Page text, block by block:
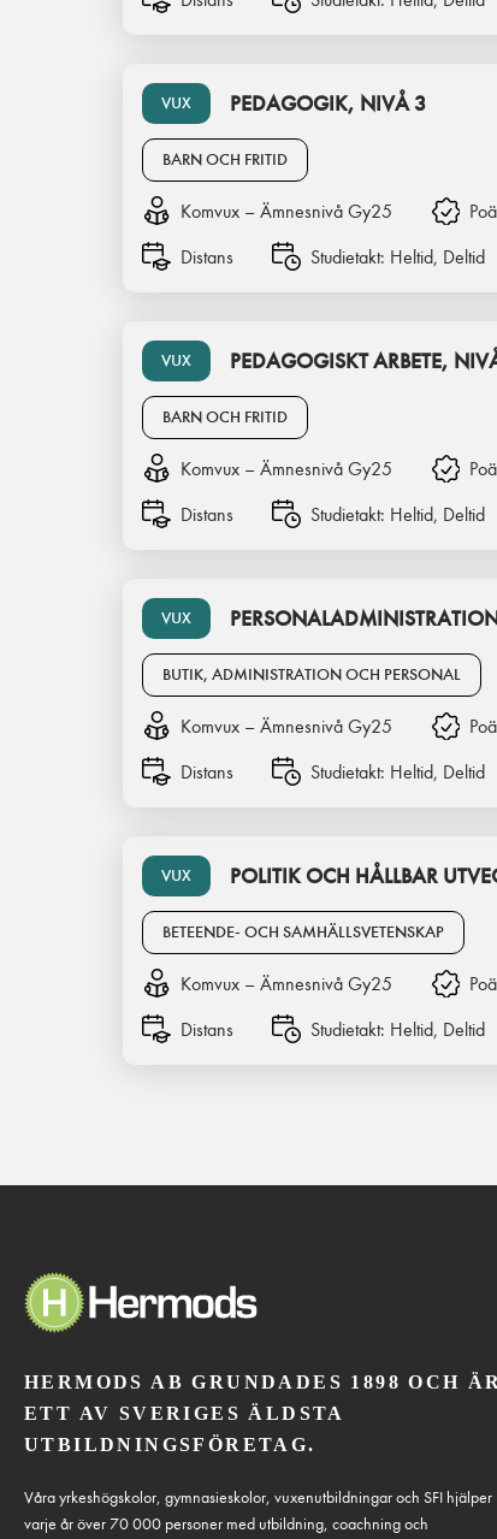
VUX PEDAGOGIK, NIVÅ 3
BARN OCH FRITID
Komvux – Ämnesnivå Gy25
Distans
Studietakt: Heltid, Deltid
VUX PEDAGOGISKT ARBETE,
BARN OCH FRITID
Komvux – Ämnesnivå Gy25
Distans
Studietakt: Heltid, Deltid
VUX
BUTIK, ADMINISTRATION OCH PERSONAL
Komvux – Ämnesnivå Gy25
Distans
Studietakt: Heltid, Deltid
VUX POLITIK OCH HÅLLBAR
BETEENDE- OCH SAMHÄLLSVETENSKAP
Komvux – Ämnesnivå Gy25
Distans
Studietakt: Heltid, Deltid
HERMODS AB GRUNDADES 1898 OCH ÄR
ETT AV SVERIGES ÄLDSTA
UTBILDNINGSFÖRETAG.
Våra yrkeshögskolor, gymnasieskolor, vuxenutbildningar och SFI hjälper
varje år över 70 000 personer med utbildning, coachning och